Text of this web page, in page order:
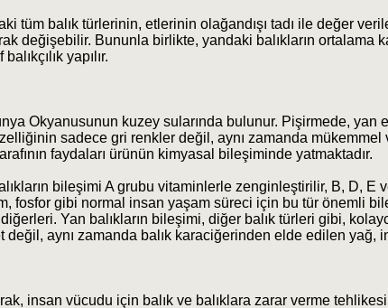
tüm balık türlerinin, etlerinin olağandışı tadı ile değer
değişebilir. Bununla birlikte, yandaki balıkların ortalama
yapılır.
Okyanusunun kuzey sularında bulunur. Pişirmede, yan
sadece gri renkler değil, aynı zamanda
faydaları ürünün kimyasal bileşiminde yatmaktadır.
bileşimi A grubu vitaminlerle zenginleştirilir, B, D, E
fosfor gibi normal insan yaşam süreci için bu tür önemli
Yan balıkların bileşimi, diğer balık türleri gibi,
değil, aynı zamanda balık karaciğerinden elde edilen yağ,
insan vücudu için balık ve balıklara zarar verme